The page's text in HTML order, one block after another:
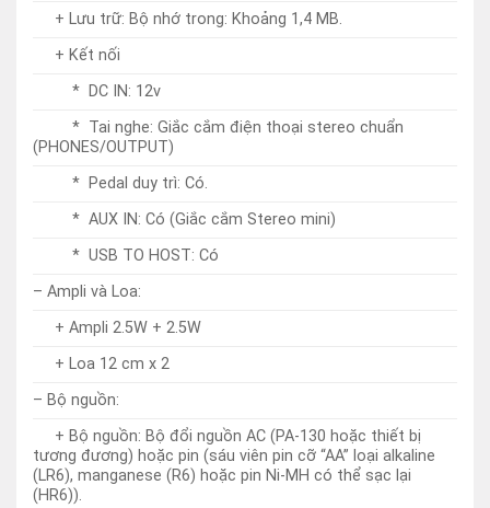
(PHONES/OUTPUT)
* Pedal duy trì: Có.
* AUX IN: Có (Giắc cắm Stereo mini)
* USB TO HOST: Có
– Ampli và Loa:
+ Ampli 2.5W + 2.5W
+ Loa 12 cm x 2
– Bộ nguồn:
+ Bộ nguồn: Bộ đổi nguồn AC (PA-130 hoặc thiết bị
tương đương) hoặc pin (sáu viên pin cỡ “AA” loại alkaline
(LR6), manganese (R6) hoặc pin Ni-MH có thể sạc lại
(HR6)).
+ Tiêu thụ điện: 5W (Khi sử dụng bộ đổi nguồn AC PA-
+ Chức năng tự động tắt nguồn: Có
* Chức năng nổi bật: